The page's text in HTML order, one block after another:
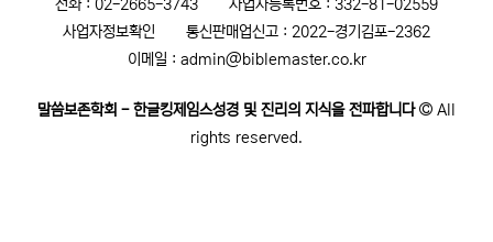
전화 : 02-2665-3743
사업자등록번호 : 332-81-02559
사업자정보확인
통신판매업신고 : 2022-경기김포-2362
이메일 : admin@biblemaster.co.kr
말씀보존학회 - 한글킹제임스성경 및 진리의 지식을 전파합니다
All
rights reserved.